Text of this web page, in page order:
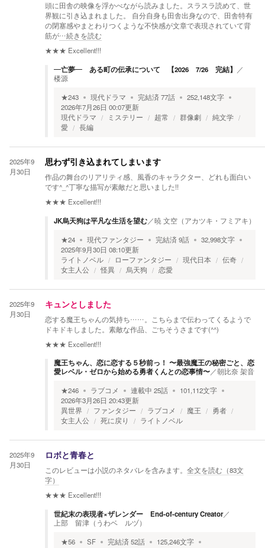
頭に田舎の映像を浮かべながら読みました。スラスラ読めて、世
界観に引き込まれました。 自分自身も田舎出身なので、田舎特有
の閉塞感やまとわりつくような不快感が文章で表現されていて背
筋が…続きを読む
★★★ Excellent!!!
―亡夢― ある町の伝承について 【2026 7/26 完結】
／
楼源
★243 現代ドラマ 完結済77話 252,148文字
2026年7月26日 00:07更新
現代ドラマ
ミステリー 超常 群像劇
純文学
愛
長編
2025年9
月30日
思わず引き込まれてしまいます
作品の舞台のリアリティ感、風香のキャラクター、どれも面白い
です^⁠_⁠^丁寧な描写が素敵だと思いました!!
★★★ Excellent!!!
JK烏天狗は平凡な生活を望む／暁 文空（アカツキ・フミアキ）
★24 現代ファンタジー 完結済9話 32,998文字
2025年9月30日 08:10更新
ライトノベル
ローファンタジー 現代日本
伝奇
女主人公
怪異 烏天狗 恋愛
2025年9
月30日
キュンとしました
恋する魔王ちゃんの気持ち……。こちらまで伝わってくるようで
ドキドキしました。素敵な作品、ごちそうさまです(⁠^⁠^⁠)
★★★ Excellent!!!
魔王ちゃん、恋に恋する５秒前っ！ 〜最強魔王の秘密ごと、恋
愛レベル・ゼロから始める勇者くんとの恋事情〜／朝比奈 架音
★246 ラブコメ 連載中 25話 101,112文字
2026年3月26日 20:43更新
異世界
ファンタジー ラブコメ 魔王
勇者
女主人公
死に戻り ライトノベル
2025年9
月30日
ロボと青春と
このレビューは小説のネタバレを含みます。 全文を読む（83文
字）
★★★ Excellent!!!
世紀末の表現者×ザレンダー End-of-century Creator／
上部 留津（うわベ ルヅ）
★56 SF 完結済52話 125,246文字